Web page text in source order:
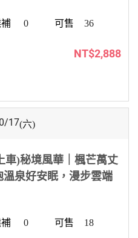
0 36
NT$2,888
17(六)
車)秘境風華｜楓芒萬丈
泉好安眠，漫步雲端
0 18